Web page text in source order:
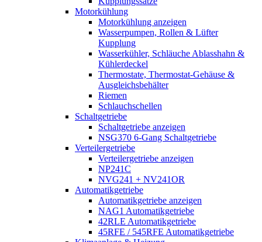
Motorkühlung
Motorkühlung anzeigen
Wasserpumpen, Rollen & Lüfter
Kupplung
Wasserkühler, Schläuche Ablasshahn &
Kühlerdeckel
Thermostate, Thermostat-Gehäuse &
Ausgleichsbehälter
Riemen
Schlauchschellen
Schaltgetriebe
Schaltgetriebe anzeigen
NSG370 6-Gang Schaltgetriebe
Verteilergetriebe
Verteilergetriebe anzeigen
NP241C
NVG241 + NV241OR
Automatikgetriebe
Automatikgetriebe anzeigen
NAG1 Automatikgetriebe
42RLE Automatikgetriebe
45RFE / 545RFE Automatikgetriebe